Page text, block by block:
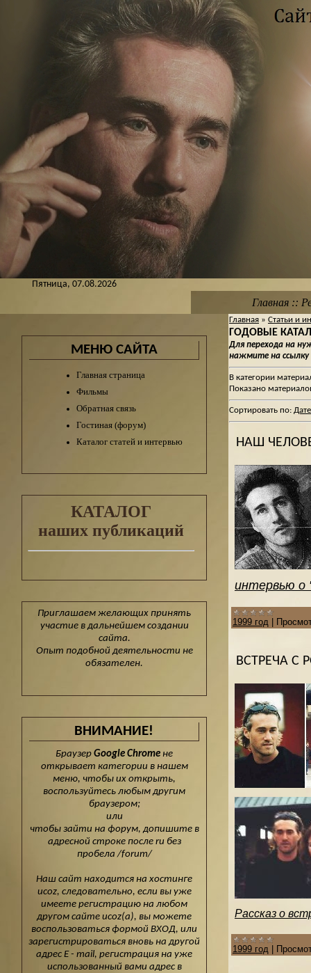
Пятница, 07.08.2026
Главная ::
МЕНЮ САЙТА
Главная страница
Фильмы
Обратная связь
Гостиная (форум)
Каталог статей и интервью
КАТАЛОГ
наших публикаций
Приглашаем желающих принять
участие в дальнейшем создании
сайта.
Опыт подобной деятельности не
обязателен.
ВНИМАНИЕ!
Браузер Google Chrome не
открывает категории в нашем
меню, чтобы их открыть,
воспользуйтесь любым другим
браузером;
или
чтобы зайти на форум, допишите в
адресной строке после ru без
пробела /forum/
Наш сайт находится на хостинге
ucoz, следовательно, если вы уже
имеете регистрацию на любом
другом сайте ucoz(а), вы можете
воспользоваться формой ВХОД, или
зарегистрироваться вновь на другой
адрес E - mail, регистрация на уже
использованный вами адрес в
Главная » Статьи и
ГОДОВЫЕ
Для перехода на
нажмите на ссылку
В категории
Показано
Сортировать по: Дате
НАШ
интервью о
1999 год
ВСТРЕЧА С
Рассказ о
1999 год